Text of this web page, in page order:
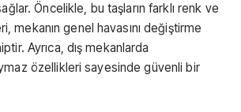
Öncelikle, bu taşların farklı renk ve
mekanın genel havasını değiştirme
Ayrıca, dış mekanlarda
özellikleri sayesinde güvenli bir